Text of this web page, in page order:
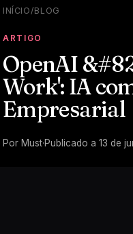
INÍCIO/BLOG
ARTIGO
OpenAI
Work': IA
Empresarial
Por Must·Publicado a 13 de